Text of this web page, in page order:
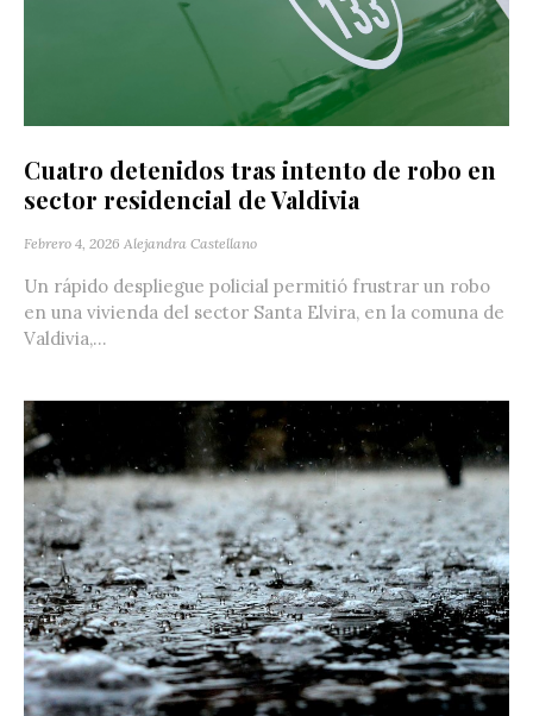
Cuatro detenidos tras intento de robo en
sector residencial de Valdivia
Febrero 4, 2026 Alejandra Castellano
Un rápido despliegue policial permitió frustrar un robo
en una vivienda del sector Santa Elvira, en la comuna de
Valdivia,...